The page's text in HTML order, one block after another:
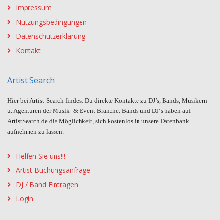
Impressum
Nutzungsbedingungen
Datenschutzerklärung
Kontakt
Artist Search
Hier bei Artist-Search findest Du direkte Kontakte zu DJ’s, Bands, Musikern
u. Agenturen der Musik- & Event Branche. Bands und DJ´s haben auf
ArtistSearch.de die Möglichkeit, sich kostenlos in unsere Datenbank
aufnehmen zu lassen.
Helfen Sie uns!!!
Artist Buchungsanfrage
DJ / Band Eintragen
Login